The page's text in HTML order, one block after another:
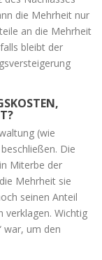
die Mehrheit nur
an die Mehrheit
bleibt der
(wie
Die
Miterbe der
Mehrheit sie
seinen Anteil
verklagen. Wichtig
war, um den